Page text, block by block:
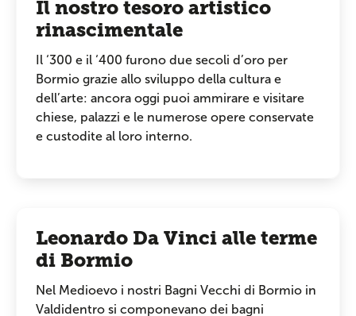
Il nostro tesoro artistico
rinascimentale
Il ‘300 e il ‘400 furono due secoli d’oro per
Bormio grazie allo sviluppo della cultura e
dell’arte: ancora oggi puoi ammirare e visitare
chiese, palazzi e le numerose opere conservate
e custodite al loro interno.
Leonardo Da Vinci alle terme
di Bormio
Nel Medioevo i nostri Bagni Vecchi di Bormio in
Valdidentro si componevano dei bagni